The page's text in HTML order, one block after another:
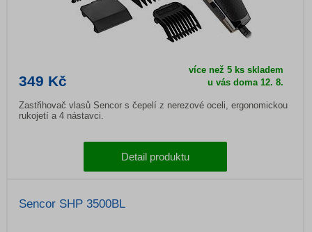
349 Kč
více než 5 ks skladem
u vás doma12. 8.
Zastřihovač vlasů Sencor s čepelí z nerezové oceli, ergonomickou
rukojetí a 4 nástavci.
Detail produktu
Sencor SHP 3500BL